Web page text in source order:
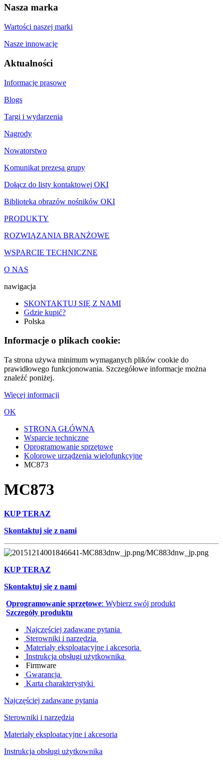
Nasza marka
Wartości naszej marki
Nasze innowacje
Aktualności
Informacje prasowe
Blogs
Targi i wydarzenia
Nagrody
Nowatorstwo
Komunikat prezesa grupy
Dołącz do listy kontaktowej OKI
Biblioteka obrazów nośników OKI
PRODUKTY
ROZWIĄZANIA BRANŻOWE
WSPARCIE TECHNICZNE
O NAS
nawigacja
SKONTAKTUJ SIĘ Z NAMI
Gdzie kupić?
Polska
Informacje o plikach cookie:
Ta strona używa minimum wymaganych plików cookie do
prawidłowego funkcjonowania. Szczegółowe informacje można
znaleźć poniżej.
Więcej informacji
OK
STRONA GŁÓWNA
Wsparcie techniczne
Oprogramowanie sprzętowe
Kolorowe urządzenia wielofunkcyjne
MC873
MC873
KUP TERAZ
Skontaktuj się z nami
KUP TERAZ
Skontaktuj się z nami
Oprogramowanie sprzętowe: Wybierz swój produkt
Szczegóły produktu
Najczęściej zadawane pytania
Sterowniki i narzędzia
Materiały eksploatacyjne i akcesoria
Instrukcja obsługi użytkownika
Firmware
Gwarancja
Karta charakterystyki
Najczęściej zadawane pytania
Sterowniki i narzędzia
Materiały eksploatacyjne i akcesoria
Instrukcja obsługi użytkownika